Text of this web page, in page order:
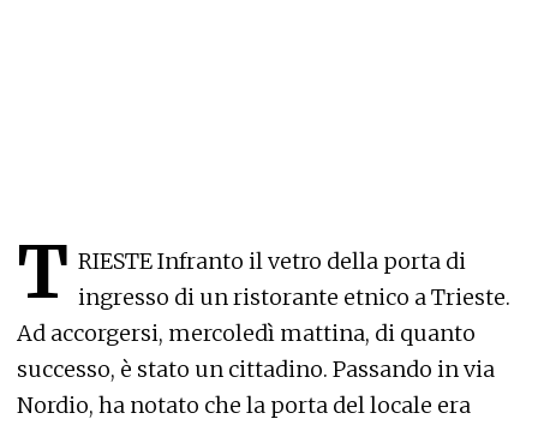
T RIESTE Infranto il vetro della porta di
ingresso di un ristorante etnico a Trieste.
Ad accorgersi, mercoledì mattina, di quanto
successo, è stato un cittadino. Passando in via
Nordio, ha notato che la porta del locale era